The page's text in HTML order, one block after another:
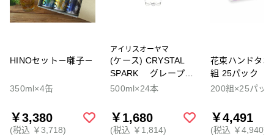
HINOセット－囃子－
350ml×4缶
￥3,380
(税込 ￥3,718)
アイリスオーヤマ
(ケース) CRYSTAL
SPARK グレープソ
ーダ
500ml×24本
￥1,680
(税込 ￥1,814)
花束ハンドタオ
組 25パック
200組×25パッ
￥4,491
(税込 ￥4,940)